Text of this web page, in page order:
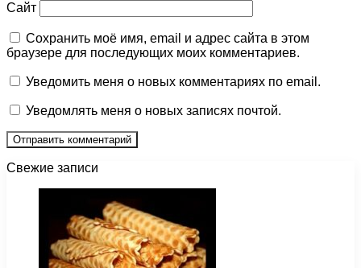
Сайт
Сохранить моё имя, email и адрес сайта в этом
браузере для последующих моих комментариев.
Уведомить меня о новых комментариях по email.
Уведомлять меня о новых записях почтой.
Свежие записи